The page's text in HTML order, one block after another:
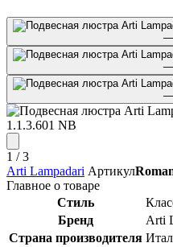
1 / 3
Arti Lampadari Артикул
Главное о товаре
Стиль
Бренд
Arti
Страна производителя